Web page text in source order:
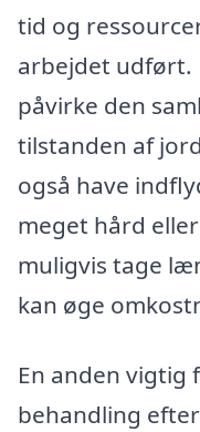
tid og
arbejdet udført.
påvirke den
tilstanden af
også have
meget hård
muligvis tage
kan øge
En anden vigtig
behandling